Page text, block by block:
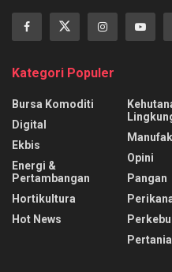
Kategori Populer
Bursa Komoditi
Digital
Ekbis
Energi &
Pertambangan
Hortikultura
Hot News
Opini
Pangan